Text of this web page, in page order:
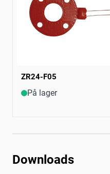
ZR24-F05
På lager
Downloads